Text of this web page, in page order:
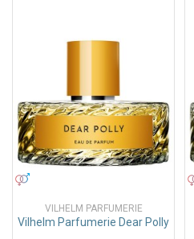
VILHELM PARFUMERIE
Vilhelm Parfumerie Dear Polly